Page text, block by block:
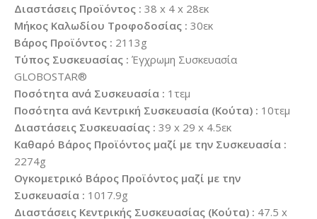
Διαστάσεις Προϊόντος : 38 x 4 x 28εκ
Μήκος Καλωδίου Τροφοδοσίας : 30εκ
Βάρος Προϊόντος : 2113g
Τύπος Συσκευασίας : Έγχρωμη Συσκευασία
GLOBOSTAR®
Ποσότητα ανά Συσκευασία : 1τεμ
Ποσότητα ανά Κεντρική Συσκευασία (Κούτα) : 10τεμ
Διαστάσεις Συσκευασίας : 39 x 29 x 4.5εκ
Καθαρό Βάρος Προϊόντος μαζί με την Συσκευασία :
2274g
Ογκομετρικό Βάρος Προϊόντος μαζί με την
Συσκευασία : 1017.9g
Διαστάσεις Κεντρικής Συσκευασίας (Κούτα) : 47.5 x